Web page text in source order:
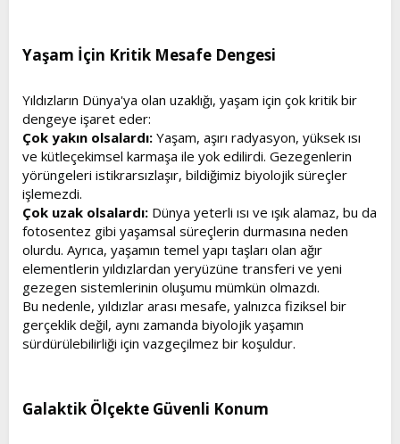
Yaşam İçin Kritik Mesafe Dengesi​
Yıldızların Dünya'ya olan uzaklığı, yaşam için çok kritik bir
dengeye işaret eder:
Çok yakın olsalardı: Yaşam, aşırı radyasyon, yüksek ısı
ve kütleçekimsel karmaşa ile yok edilirdi. Gezegenlerin
yörüngeleri istikrarsızlaşır, bildiğimiz biyolojik süreçler
işlemezdi.
Çok uzak olsalardı: Dünya yeterli ısı ve ışık alamaz, bu da
fotosentez gibi yaşamsal süreçlerin durmasına neden
olurdu. Ayrıca, yaşamın temel yapı taşları olan ağır
elementlerin yıldızlardan yeryüzüne transferi ve yeni
gezegen sistemlerinin oluşumu mümkün olmazdı.
Bu nedenle, yıldızlar arası mesafe, yalnızca fiziksel bir
gerçeklik değil, aynı zamanda biyolojik yaşamın
sürdürülebilirliği için vazgeçilmez bir koşuldur.
Galaktik Ölçekte Güvenli Konum​